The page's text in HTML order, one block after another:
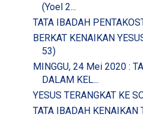
(Yoel 2...
TATA IBADAH
BERKAT KENAIKAN
53)
MINGGU, 24 Mei 2020 :
DALAM KEL...
YESUS TERANGKAT KE
TATA IBADAH KENAIKAN